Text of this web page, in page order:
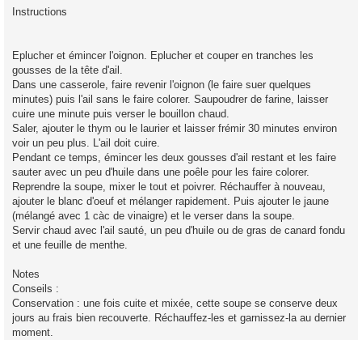
Instructions
Eplucher et émincer l'oignon. Eplucher et couper en tranches les
gousses de la tête d'ail.
Dans une casserole, faire revenir l'oignon (le faire suer quelques
minutes) puis l'ail sans le faire colorer. Saupoudrer de farine, laisser
cuire une minute puis verser le bouillon chaud.
Saler, ajouter le thym ou le laurier et laisser frémir 30 minutes environ
voir un peu plus. L'ail doit cuire.
Pendant ce temps, émincer les deux gousses d'ail restant et les faire
sauter avec un peu d'huile dans une poêle pour les faire colorer.
Reprendre la soupe, mixer le tout et poivrer. Réchauffer à nouveau,
ajouter le blanc d'oeuf et mélanger rapidement. Puis ajouter le jaune
(mélangé avec 1 càc de vinaigre) et le verser dans la soupe.
Servir chaud avec l'ail sauté, un peu d'huile ou de gras de canard fondu
et une feuille de menthe.
Notes
Conseils :
Conservation : une fois cuite et mixée, cette soupe se conserve deux
jours au frais bien recouverte. Réchauffez-les et garnissez-la au dernier
moment.